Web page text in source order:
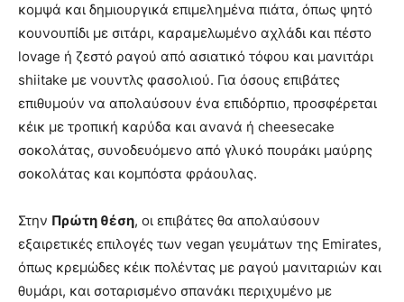
κομψά και δημιουργικά επιμελημένα πιάτα, όπως ψητό
κουνουπίδι με σιτάρι, καραμελωμένο αχλάδι και πέστο
lovage ή ζεστό ραγού από ασιατικό τόφου και μανιτάρι
shiitake με νουντλς φασολιού. Για όσους επιβάτες
επιθυμούν να απολαύσουν ένα επιδόρπιο, προσφέρεται
κέικ με τροπική καρύδα και ανανά ή cheesecake
σοκολάτας, συνοδευόμενο από γλυκό πουράκι μαύρης
σοκολάτας και κομπόστα φράουλας.
Στην Πρώτη θέση, οι επιβάτες θα απολαύσουν
εξαιρετικές επιλογές των vegan γευμάτων της Emirates,
όπως κρεμώδες κέικ πολέντας με ραγού μανιταριών και
θυμάρι, και σοταρισμένο σπανάκι περιχυμένο με